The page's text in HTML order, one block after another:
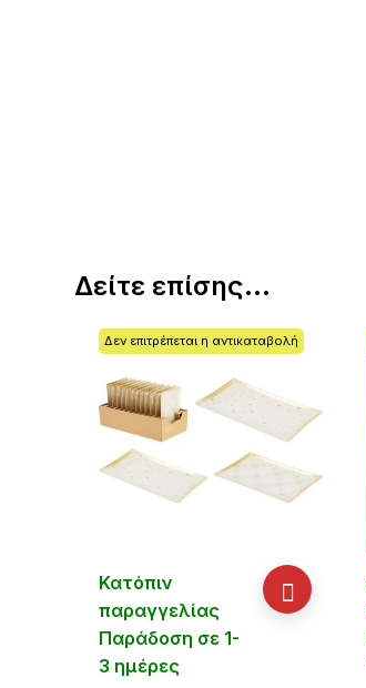
Δείτε επίσης...
Δεν επιτρέπεται η αντικαταβολή
Κατόπιν
παραγγελίας
Παράδοση σε 1-
3 ημέρες